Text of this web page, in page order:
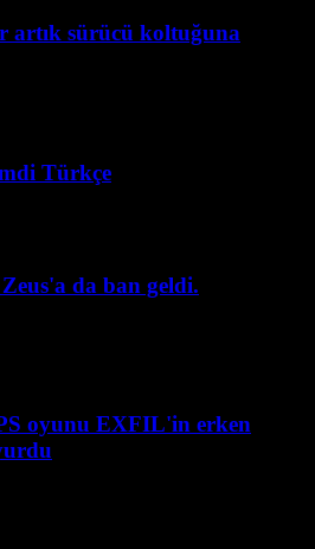
artık sürücü koltuğuna
Türkçe
da ban geldi.
oyunu EXFIL'in erken